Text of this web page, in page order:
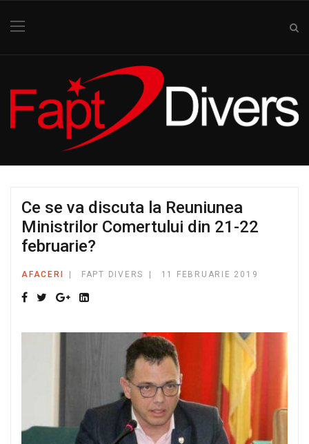
Ce se va discuta la Reuniunea
Ministrilor Comertului din 21-22
februarie?
AFACERI FAPT DIVERS 11 FEBRUARIE 2019